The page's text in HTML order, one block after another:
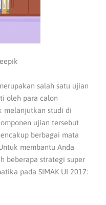
salah satu ujian
oleh para calon
melanjutkan studi di
ujian tersebut
berbagai mata
membantu Anda
beberapa strategi super
pada SIMAK UI 2017: